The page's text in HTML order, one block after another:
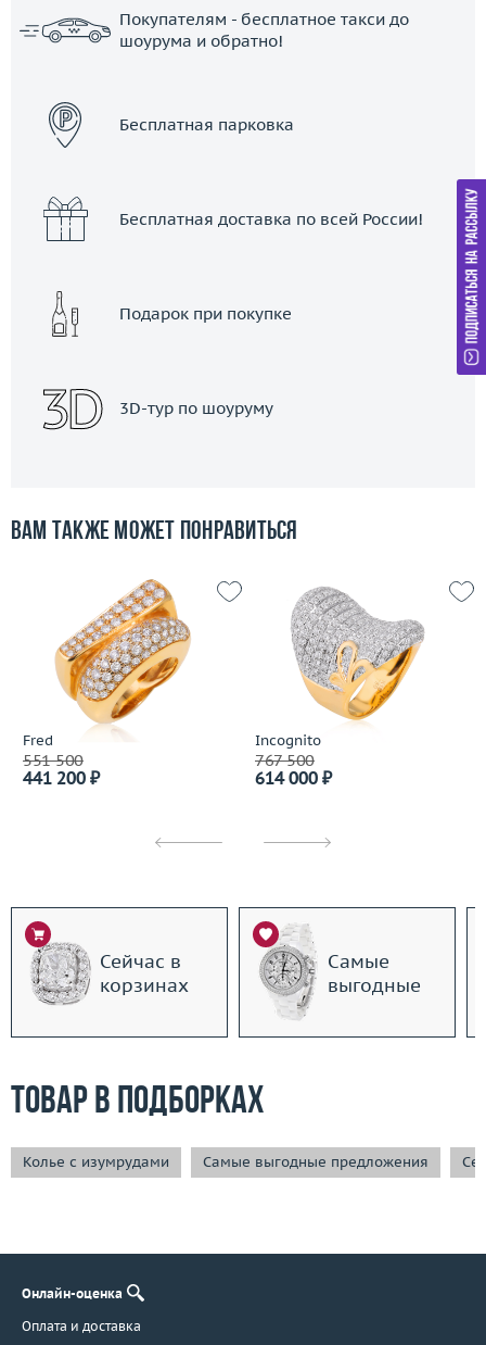
Покупателям - бесплатное такси до
шоурума и обратно!
Бесплатная парковка
Бесплатная доставка по всей России!
Подарок при покупке
3D-тур по шоуруму
Вам также может понравиться
Fred
551 500
441 200 ₽
Incognito
767 500
614 000 ₽
Сейчас в
корзинах
Самые
выгодные
Товар в подборках
Колье с изумрудами Самые выгодные предложения
Онлайн-оценка
Оплата и доставка